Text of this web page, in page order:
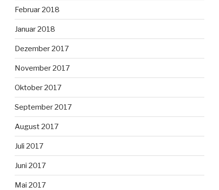
Februar 2018
Januar 2018
Dezember 2017
November 2017
Oktober 2017
September 2017
August 2017
Juli 2017
Juni 2017
Mai 2017